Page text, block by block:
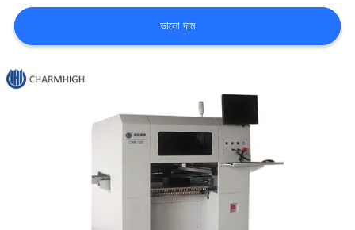
যোগাযোগ
করুন
খবর
ভালো দাম